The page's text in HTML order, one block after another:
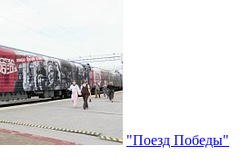
"Поезд Победы"